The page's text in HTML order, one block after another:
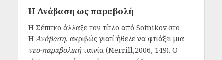
Η Ανάβαση ως παραβολή
Η Σέπιτκο άλλαξε τον τίτλο από Sotnikov στο
ΗΑνάβαση, ακριβώς γιατί ήθελε να φτιάξει μια
νεο-παραβολική ταινία (Merrill,2006, 149). Ο